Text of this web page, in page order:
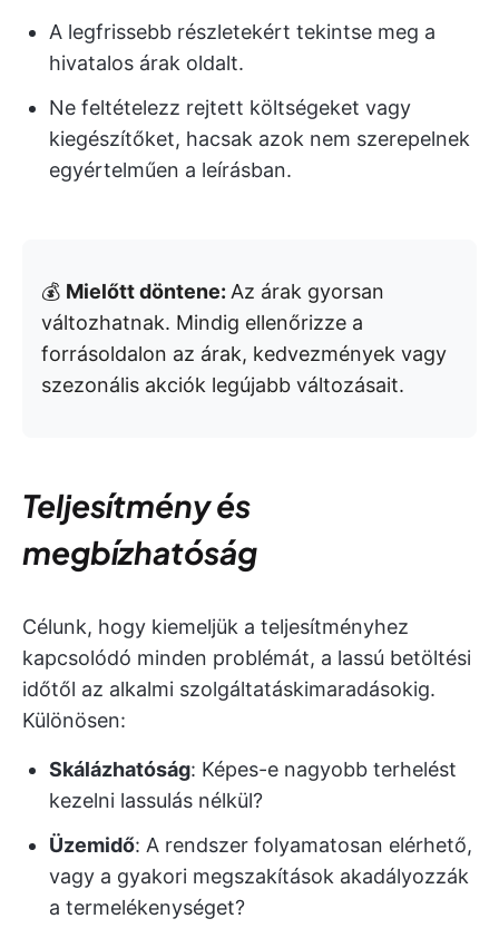
A legfrissebb részletekért tekintse meg a
hivatalos árak oldalt.
Ne feltételezz rejtett költségeket vagy
kiegészítőket, hacsak azok nem szerepelnek
egyértelműen a leírásban.
💰 Mielőtt döntene: Az árak gyorsan
változhatnak. Mindig ellenőrizze a
forrásoldalon az árak, kedvezmények vagy
szezonális akciók legújabb változásait.
Teljesítmény és
megbízhatóság
Célunk, hogy kiemeljük a teljesítményhez
kapcsolódó minden problémát, a lassú betöltési
időtől az alkalmi szolgáltatáskimaradásokig.
Különösen:
Skálázhatóság: Képes-e nagyobb terhelést
kezelni lassulás nélkül?
Üzemidő: A rendszer folyamatosan elérhető,
vagy a gyakori megszakítások akadályozzák
a termelékenységet?